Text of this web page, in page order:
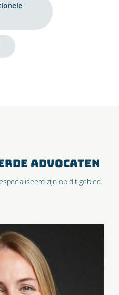
ADVOCATEN
zijn op dit gebied.